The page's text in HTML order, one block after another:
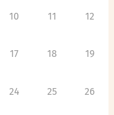
10 11 12
17 18 19
24 25 26